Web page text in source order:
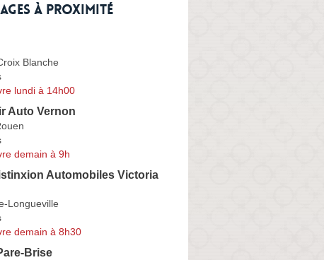
à proximité
Blanche
lundi à 14h00
Auto Vernon
demain à 9h
Automobiles Victoria
Longueville
demain à 8h30
Brise